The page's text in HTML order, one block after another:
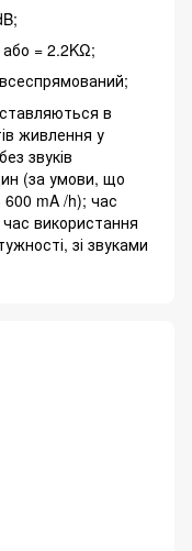
або = 2.2KΩ;
в
живлення у
звуків
(за умови, що
mA /h); час
використання
зі звуками